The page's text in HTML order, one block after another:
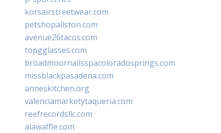
korsairstreetwear.com
petshopallston.com
avenue26tacos.com
topgglasses.com
broadmoornailsspacoloradosprings.com
missblackpasadena.com
anneskitchen.org
valenciamarketytaqueria.com
reefrecordsllc.com
alawaffle.com